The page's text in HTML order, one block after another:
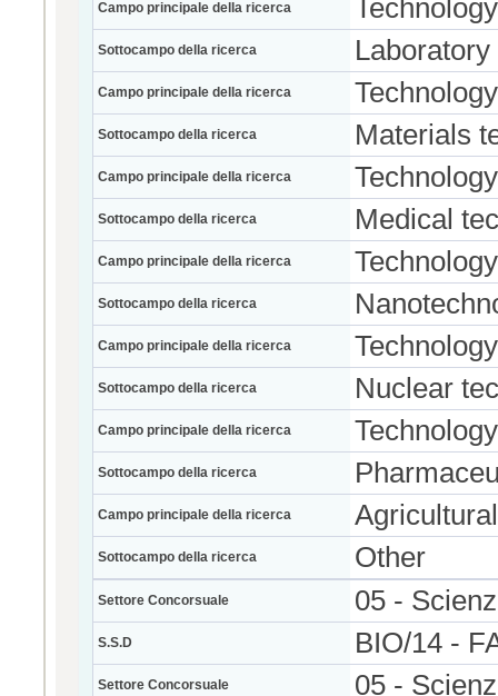
Campo principale della ricerca Technology
Sottocampo della ricerca
Campo principale della ricerca Technology
Sottocampo della ricerca Materials
Campo principale della ricerca Technology
Sottocampo della ricerca Medical
Campo principale della ricerca Technology
Sottocampo della ricerca
Campo principale della ricerca Technology
Sottocampo della ricerca Nuclear
Campo principale della ricerca Technology
Sottocampo della ricerca
Campo principale della ricerca
Sottocampo della ricerca Other
Settore Concorsuale 05 -
S.S.D BIO/14 -
Settore Concorsuale 05 -